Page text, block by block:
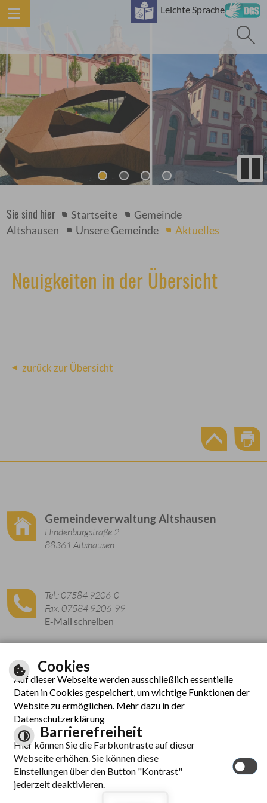
Leichte Sprache
Sie sind hier Startseite
Gemeinde
Altshausen
Unsere Gemeinde Aktuelles
Neuigkeiten in der Übersicht
zurück zur Übersicht
Gemeindeverwaltung Altshausen
Hindenburgstraße 2
88361 Altshausen
Tel.: 07584 9206-0
Fax: 07584 9206-99
E-Mail schreiben
Zu den aktuellen Öffnungszeiten
© cm city media GmbH
Inhalt| Hilfe |
Barrierefreiheit
Cookies
Auf dieser Webseite werden ausschließlich essentielle
Daten in Cookies gespeichert, um wichtige Funktionen der
Website zu ermöglichen. Mehr dazu in der
Datenschutzerklärung
Barrierefreiheit
Hier können Sie die Farbkontraste auf dieser
Webseite erhöhen. Sie können diese
Einstellungen über den Button "Kontrast"
jederzeit deaktivieren.